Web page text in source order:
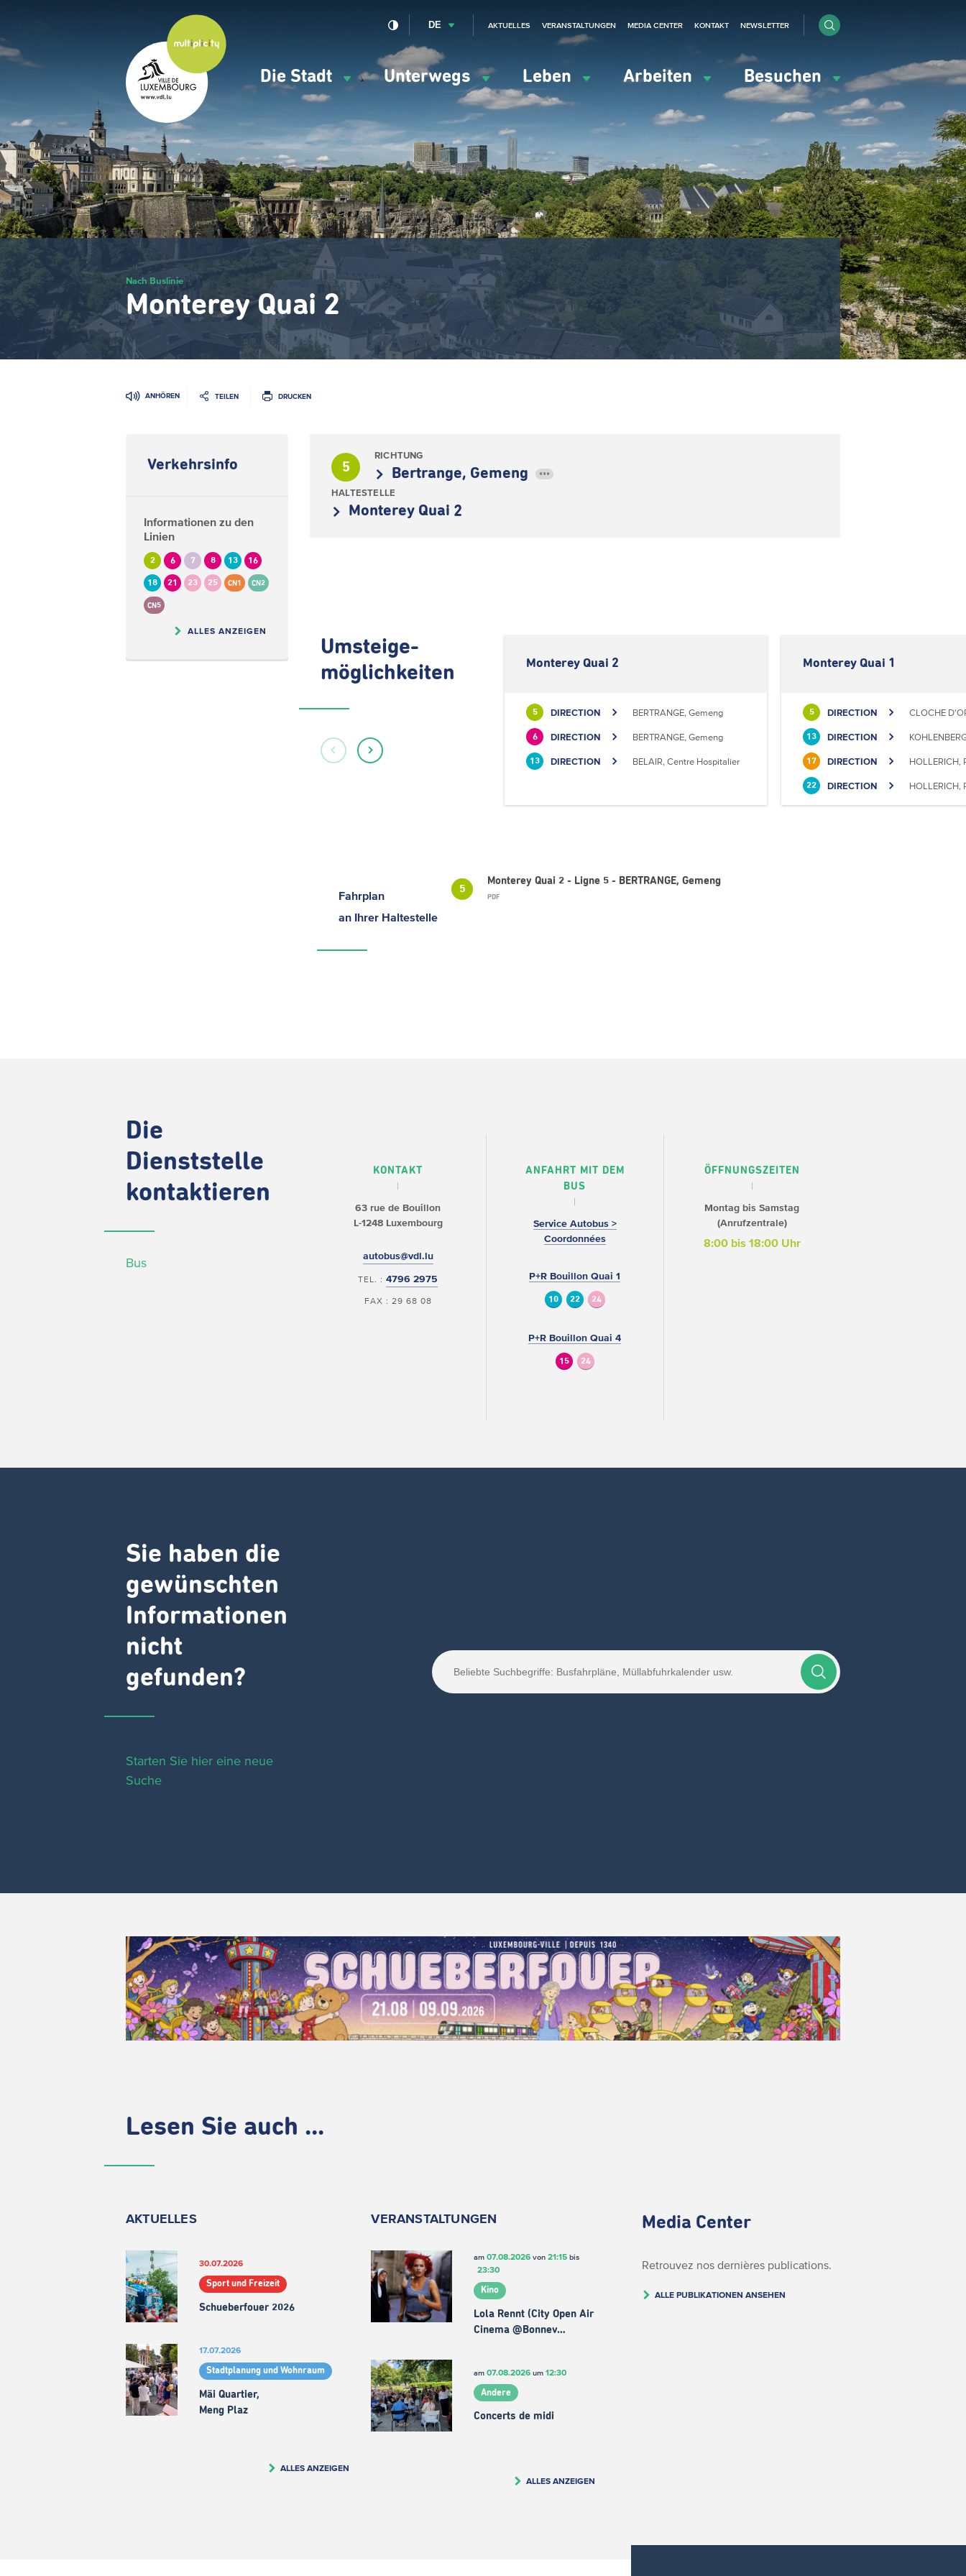
gehen
Navigation
principale
Die Stadt Unterwegs Leben Arbeiten Besuchen
DE AKTUELLES VERANSTALTUNGEN MEDIA CENTER KONTAKT NEWSLETTER
Nach Buslinie
Monterey Quai 2
ANHÖREN TEILEN DRUCKEN
Verkehrsinfo
Informationen zu den
Linien
2 6 7 8 13 16
18 21 23 25 CN1 CN2
CN5
ALLES ANZEIGEN
5
RICHTUNG
Bertrange, Gemeng •••
HALTESTELLE
Monterey Quai 2
Umsteige-
möglichkeiten
Monterey Quai 2
5 DIRECTION BERTRANGE, Gemeng
6 DIRECTION BERTRANGE, Gemeng
13 DIRECTION BELAIR, Centre Hospitalier
Monterey Quai 1
5 DIRECTION CLOCHE
13 DIRECTION
17 DIRECTION HOLLERICH,
22 DIRECTION HOLLERICH,
Fahrplan
an Ihrer Haltestelle
5
Monterey Quai 2 - Ligne 5 - BERTRANGE, Gemeng
PDF
Die
Dienststelle
kontaktieren
Bus
KONTAKT
63 rue de Bouillon
L-1248 Luxembourg
autobus@vdl.lu
TEL. :4796 2975
FAX : 29 68 08
ANFAHRT MIT DEM
BUS
Service Autobus >
Coordonnées
P+R Bouillon Quai 1
10 22 24
P+R Bouillon Quai 4
15 24
ÖFFNUNGSZEITEN
Montag bis Samstag
(Anrufzentrale)
8:00 bis 18:00 Uhr
Sie haben die
gewünschten
Informationen
nicht
gefunden?
Starten Sie hier eine neue
Suche
Lesen Sie auch ...
AKTUELLES
30.07.2026
Sport und Freizeit
Schueberfouer 2026
17.07.2026
Stadtplanung und Wohnraum
Mäi Quartier,
Meng Plaz
ALLES ANZEIGEN
VERANSTALTUNGEN
am 07.08.2026von 21:15bis
23:30
Kino
Lola Rennt (City Open Air
Cinema @Bonnev…
am 07.08.2026um 12:30
Andere
Concerts de midi
ALLES ANZEIGEN
Media Center
Retrouvez nos dernières publications.
ALLE PUBLIKATIONEN ANSEHEN